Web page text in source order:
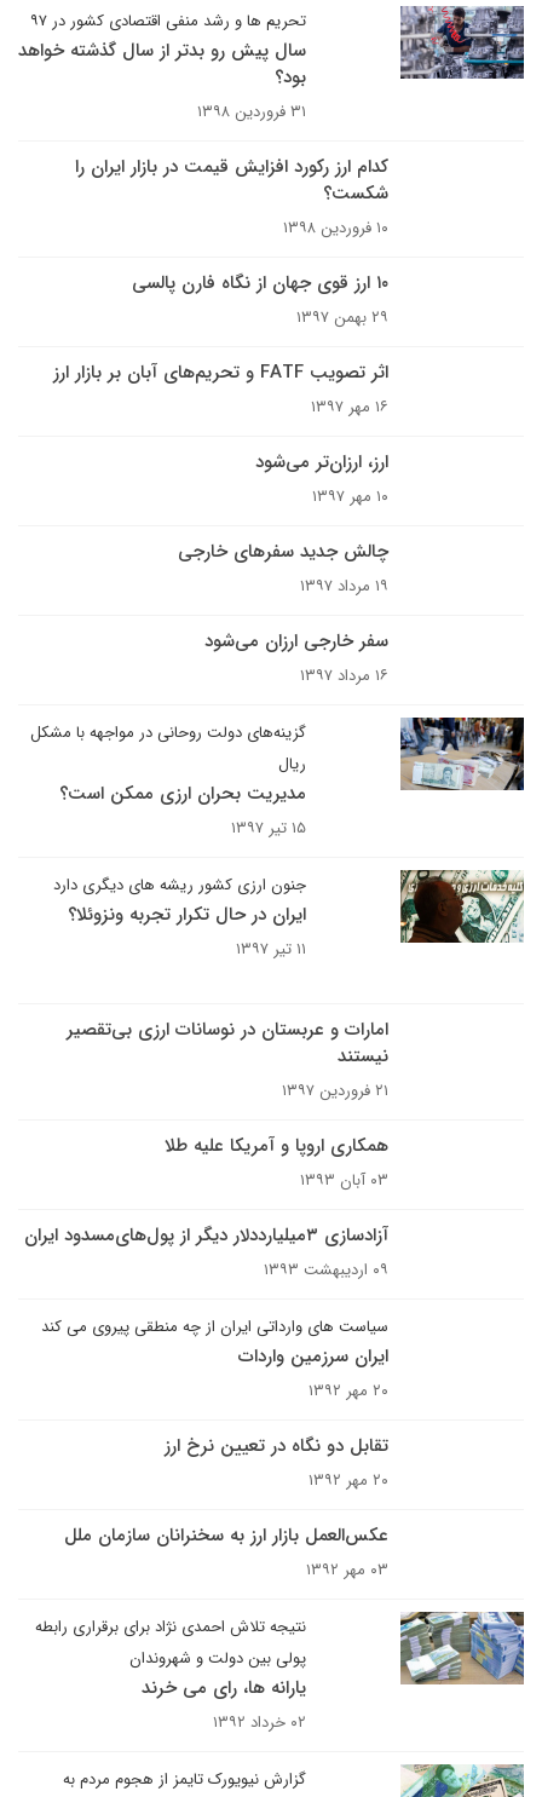
تحریم ها و رشد منفی اقتصادی کشور در ۹۷
سال پیش رو بدتر از سال گذشته خواهد
بود؟
۳۱ فروردین ۱۳۹۸
کدام ارز رکورد افزایش قیمت در بازار ایران را
شکست؟
۱۰ فروردین ۱۳۹۸
۱۰ ارز قوی جهان از نگاه فارن پالسی
۲۹ بهمن ۱۳۹۷
اثر تصویب FATF و تحریم‌های آبان بر بازار ارز
۱۶ مهر ۱۳۹۷
ارز، ارزان‌تر می‌شود
۱۰ مهر ۱۳۹۷
چالش جدید سفرهای خارجی
۱۹ مرداد ۱۳۹۷
سفر خارجی ارزان می‌شود
۱۶ مرداد ۱۳۹۷
گزینه‌های دولت روحانی در مواجهه با مشکل
ریال
مدیریت بحران ارزی ممکن است؟
۱۵ تیر ۱۳۹۷
جنون ارزی کشور ریشه های دیگری دارد
ایران در حال تکرار تجربه ونزوئلا؟
۱۱ تیر ۱۳۹۷
امارات و عربستان در نوسانات ارزی بی‌تقصیر
نیستند
۲۱ فروردین ۱۳۹۷
همکاری اروپا و آمریکا علیه طلا
۰۳ آبان ۱۳۹۳
آزادسازی ۳میلیارددلار دیگر از پول‌های‌مسدود ایران
۰۹ اردیبهشت ۱۳۹۳
سیاست های وارداتی ایران از چه منطقی پیروی می کند
ایران سرزمین واردات
۲۰ مهر ۱۳۹۲
تقابل دو نگاه در تعیین نرخ ارز
۲۰ مهر ۱۳۹۲
عکس‌العمل بازار ارز به سخنرانان سازمان ملل
۰۳ مهر ۱۳۹۲
نتیجه تلاش احمدی نژاد برای برقراری رابطه
پولی بین دولت و شهروندان
یارانه ها، رای می خرند
۰۲ خرداد ۱۳۹۲
گزارش نیویورک تایمز از هجوم مردم به